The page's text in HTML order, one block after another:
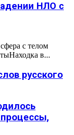
НЛО с
с телом
в...
русского